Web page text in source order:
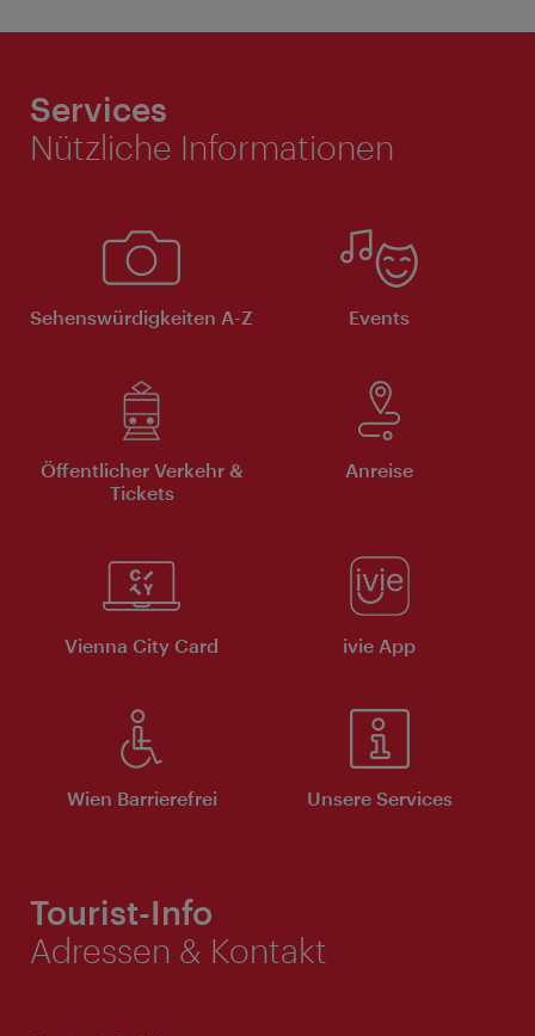
Services
Nützliche Informationen
Sehenswürdigkeiten A-Z Events
Öffentlicher Verkehr &
Tickets
Anreise
Vienna City Card ivie App
Wien Barrierefrei Unsere Services
Tourist-Info
Adressen & Kontakt